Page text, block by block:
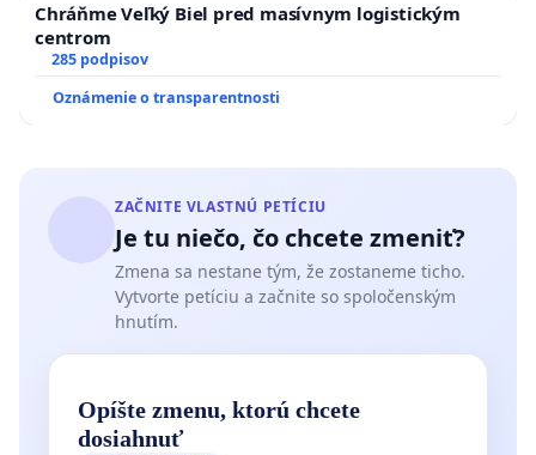
Chráňme Veľký Biel pred masívnym logistickým
centrom
285 podpisov
Oznámenie o transparentnosti
ZAČNITE VLASTNÚ PETÍCIU
Je tu niečo, čo chcete zmeniť?
Zmena sa nestane tým, že zostaneme ticho.
Vytvorte petíciu a začnite so spoločenským
hnutím.
Opíšte zmenu, ktorú chcete
dosiahnuť